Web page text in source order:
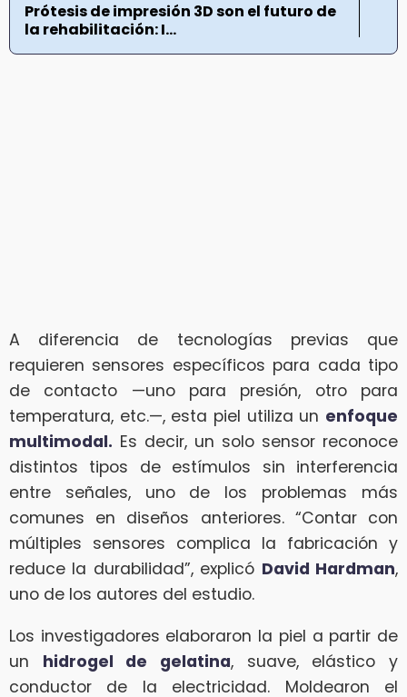
Prótesis de impresión 3D son el futuro de
la rehabilitación: I...
A diferencia de tecnologías previas que
requieren sensores específicos para cada tipo
de contacto —uno para presión, otro para
temperatura, etc.—, esta piel utiliza un enfoque
multimodal. Es decir, un solo sensor reconoce
distintos tipos de estímulos sin interferencia
entre señales, uno de los problemas más
comunes en diseños anteriores. “Contar con
múltiples sensores complica la fabricación y
reduce la durabilidad”, explicó David Hardman,
uno de los autores del estudio.
Los investigadores elaboraron la piel a partir de
un hidrogel de gelatina, suave, elástico y
conductor de la electricidad. Moldearon el